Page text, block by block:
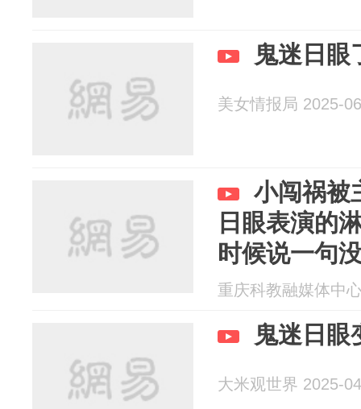
鬼迷日眼
美女情报局 2025-
小闯祸被
日眼表演的
时候说一句
正常
重庆科教融媒体中
鬼迷日眼
大米观世界 2025-